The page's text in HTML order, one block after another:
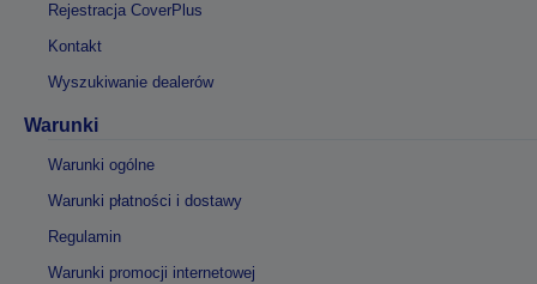
Rejestracja CoverPlus
Kontakt
Wyszukiwanie dealerów
Warunki
Warunki ogólne
Warunki płatności i dostawy
Regulamin
Warunki promocji internetowej